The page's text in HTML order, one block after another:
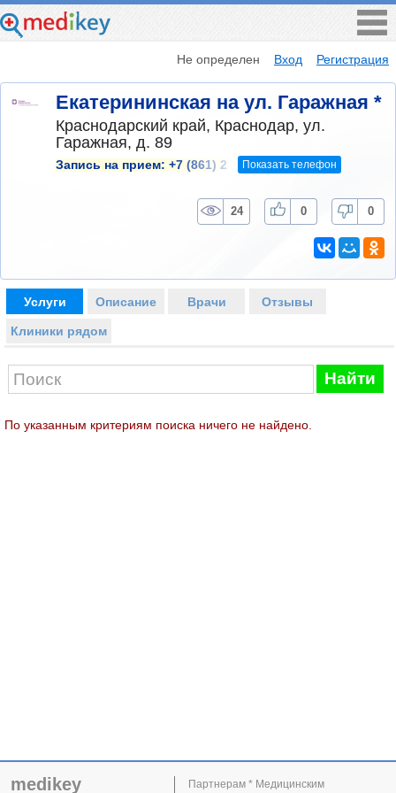
Не определен Вход Регистрация
Екатерининская на ул. Гаражная *
Краснодарский край, Краснодар, ул.
Гаражная, д. 89
Запись на прием: +7 (861) 2 Показать телефон
24 0 0
Услуги Описание Врачи Отзывы
Клиники рядом
Найти
По указанным критериям поиска ничего не найдено.
medikey
Партнерам * Медицинским